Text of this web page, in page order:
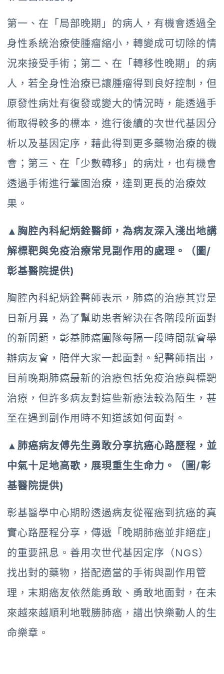
第一、在「局部晚期」的病人，有機會透過全
身性系統治療使腫瘤縮小，轉變成可切除的情
況來接受手術；第二、在「轉移性晚期」的病
人，若全身性治療已讓腫瘤得到良好控制，但
原發性病灶有復發或變大的情況時，能透過手
術取得較多的標本，進行後續的次世代基因分
析以及基因定序，藉此得到更多藥物治療的機
會；第三、在「少數轉移」的病灶，也有機會
透過手術進行鞏固治療，達到更長的治療效
果。
▲胸腔內科紀炳銓醫師，為病友深入淺出地講
解標靶與免疫治療常見副作用的處理。（圖/
彰基醫院提供)
胸腔內科紀炳銓醫師表示，肺癌的治療其實是
日新月異，為了幫助患者解決在各階段所面對
的新問題，彰基肺癌團隊每隔一段時間就會舉
辦病友會，陪伴大家一起面對。紀醫師指出，
目前晚期肺癌最新的治療包括免疫治療與標靶
治療，但許多病友對這些新療法較為陌生，甚
至在遇到副作用時不知道該如何面對。
▲肺癌病友傅先生勇敢分享抗癌心路歷程，並
中氣十足地高歌，展現重生生命力。（圖/彰
基醫院提供)
彰基醫學中心期盼透過病友從罹癌到抗癌的真
實心路歷程分享，傳遞「晚期肺癌並非絕症」
的重要訊息。善用次世代基因定序（NGS）
找出對的藥物，搭配適當的手術與副作用管
理，末期癌友依然能勇敢、勇敢地面對，在未
來越來越順利地戰勝肺癌，譜出快樂動人的生
命樂章。